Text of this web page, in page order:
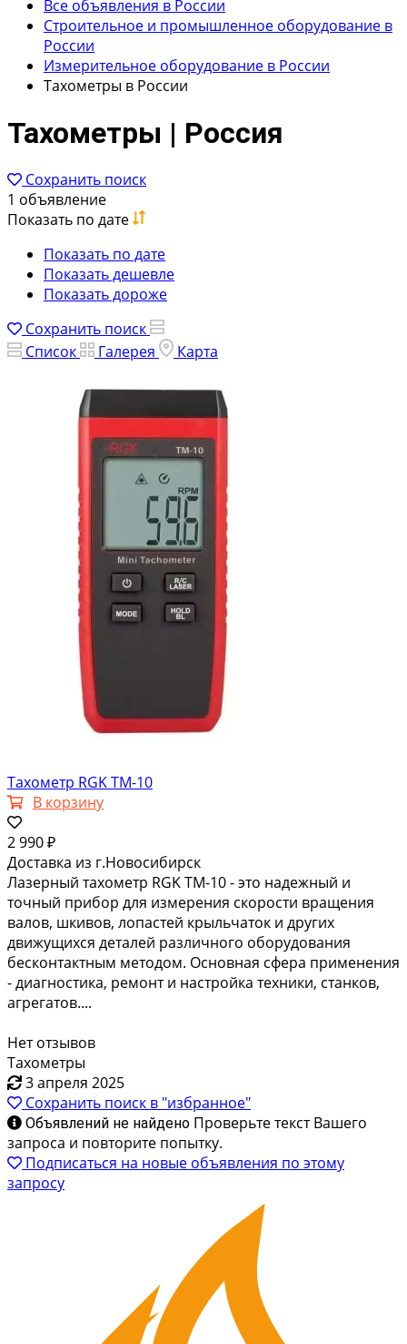
Все объявления в России
Строительное и промышленное оборудование в
России
Измерительное оборудование в России
Тахометры в России
Тахометры | Россия
Сохранить поиск
1 объявление
Показать по дате
Показать по дате
Показать дешевле
Показать дороже
Сохранить поиск
Список
Галерея Карта
Тахометр RGK TM-10
В корзину
2 990 ₽
Доставка из г.Новосибирск
Лазерный тахометр RGK TM-10 - это надежный и
точный прибор для измерения скорости вращения
валов, шкивов, лопастей крыльчаток и других
движущихся деталей различного оборудования
бесконтактным методом. Основная сфера применения
- диагностика, ремонт и настройка техники, станков,
агрегатов....
Нет отзывов
Тахометры
3 апреля 2025
Сохранить поиск в "избранное"
Объявлений не найдено Проверьте текст Вашего
запроса и повторите попытку.
Подписаться на новые объявления по этому
запросу